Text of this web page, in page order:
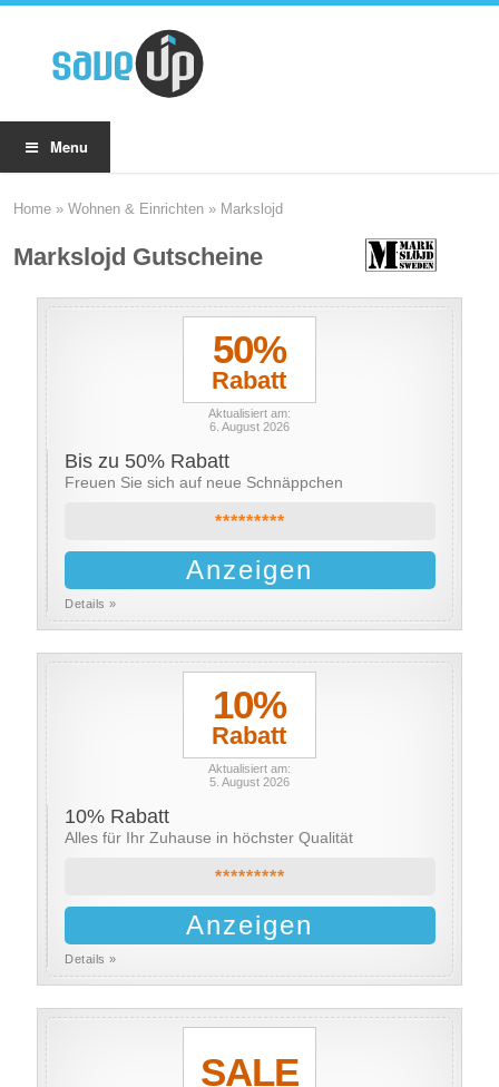
Menu
Home »Wohnen & Einrichten » Markslojd
Markslojd Gutscheine
50%
Rabatt
Aktualisiert am:
6. August 2026
Bis zu 50% Rabatt
Freuen Sie sich auf neue Schnäppchen
*********
Anzeigen
Details »
10%
Rabatt
Aktualisiert am:
5. August 2026
10% Rabatt
Alles für Ihr Zuhause in höchster Qualität
*********
Anzeigen
Details »
SALE